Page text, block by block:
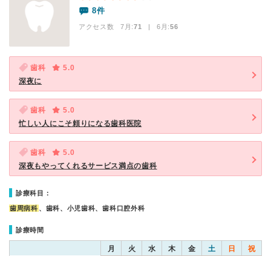
8件
アクセス数 7月:71 | 6月:56
歯科
5.0
深夜に
歯科
5.0
忙しい人にこそ頼りになる歯科医院
歯科
5.0
深夜もやってくれるサービス満点の歯科
診療科目：
歯周病科 、歯科、小児歯科、歯科口腔外科
診療時間
月 火 水 木 金 土 日 祝